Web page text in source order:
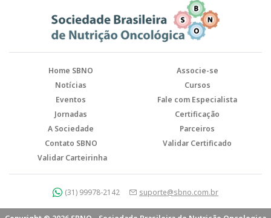
Home SBNO
Associe-se
Notícias
Cursos
Eventos
Fale com Especialista
Jornadas
Certificação
A Sociedade
Parceiros
Contato SBNO
Validar Certificado
Validar Carteirinha
(31) 99978-2142 suporte@sbno.com.br